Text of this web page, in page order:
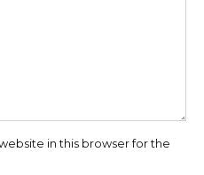
in this browser for the